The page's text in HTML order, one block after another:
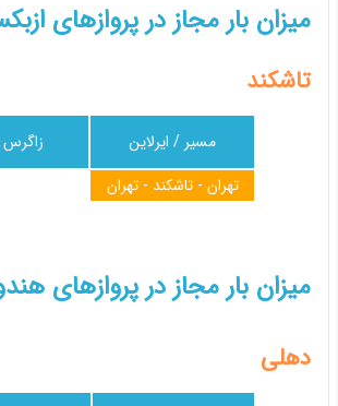
میزان بار مجاز در پروازهای
تاشکند
زاگرس
مسیر / ایرلاین
تهران - تاشکند - تهران
میزان بار مجاز در پروازهای
دهلی